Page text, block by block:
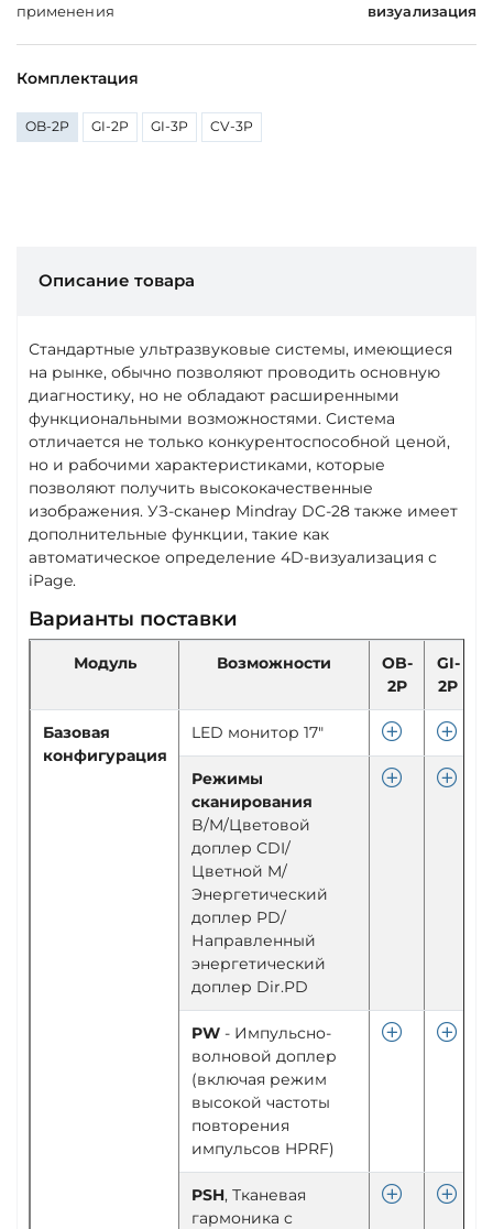
применения
визуализация
Комплектация
OB-2P GI-2P GI-3P CV-3P
Описание товара
Стандартные ультразвуковые системы, имеющиеся
на рынке, обычно позволяют проводить основную
диагностику, но не обладают расширенными
функциональными возможностями. Система
отличается не только конкурентоспособной ценой,
но и рабочими характеристиками, которые
позволяют получить высококачественные
изображения. УЗ-сканер Mindray DC-28 также имеет
дополнительные функции, такие как
автоматическое определение 4D-визуализация с
iPage.
Варианты поставки
Модуль Возможности
OB-
2P
GI-
2P
Базовая
конфигурация
LED монитор 17"
Режимы
сканирования
B/M/Цветовой
доплер CDI/
Цветной M/
Энергетический
доплер PD/
Направленный
энергетический
доплер Dir.PD
PW- Импульсно-
волновой доплер
(включая режим
высокой частоты
повторения
импульсов HPRF)
PSH, Тканевая
гармоника c